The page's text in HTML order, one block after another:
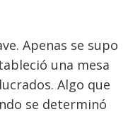
Apenas se supo
una mesa
Algo que
se determinó